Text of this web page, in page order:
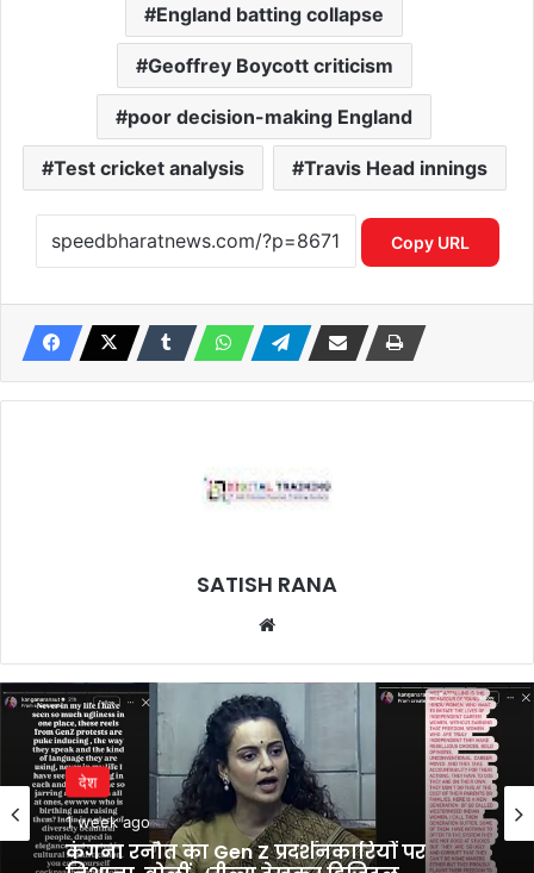
England batting collapse
Geoffrey Boycott criticism
poor decision-making England
Test cricket analysis Travis Head innings
Copy URL
SATISH RANA
देश
1 week ago
कंगना रनौत का Gen Z प्रदर्शनकारियों पर